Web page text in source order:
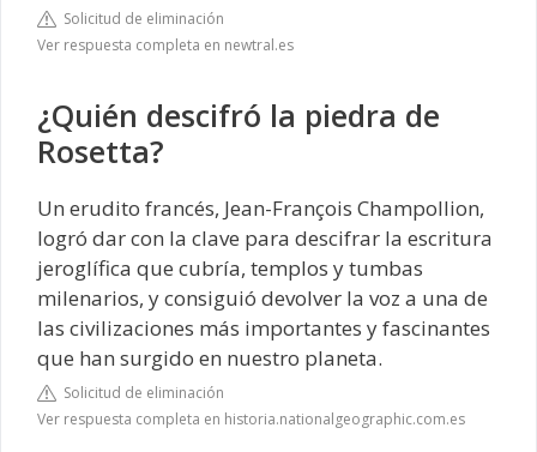
Solicitud de eliminación
Ver respuesta completa en newtral.es
¿Quién descifró la piedra de
Rosetta?
Un erudito francés, Jean-François Champollion,
logró dar con la clave para descifrar la escritura
jeroglífica que cubría, templos y tumbas
milenarios, y consiguió devolver la voz a una de
las civilizaciones más importantes y fascinantes
que han surgido en nuestro planeta.
Solicitud de eliminación
Ver respuesta completa en historia.nationalgeographic.com.es